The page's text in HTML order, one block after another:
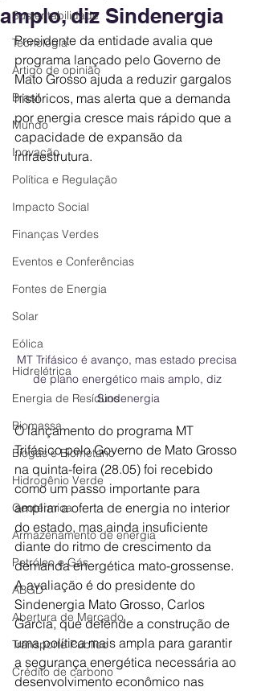
Sustentabilidade
Tecnologia
Artigo de opinião
Brasil
Mundo
Inovação
Política e Regulação
Impacto Social
Finanças Verdes
Eventos e Conferências
Fontes de Energia
Solar
Eólica
Hidrelétrica
Energia de Resíduos
Biomassa
Biogás e Biometano
Hidrogênio Verde
Geotérmica
Armazenamento de energia
Petróleo e Gás
ABGD
Abertura de Mercado
Transporte Público
Crédito de carbono
amplo, diz Sindenergia
Presidente da entidade avalia que
programa lançado pelo Governo de
Mato Grosso ajuda a reduzir gargalos
históricos, mas alerta que a demanda
por energia cresce mais rápido que a
capacidade de expansão da
infraestrutura.
MT Trifásico é avanço, mas estado precisa
de plano energético mais amplo, diz
Sindenergia
O lançamento do programa MT
Trifásico pelo Governo de Mato Grosso
na quinta-feira (28.05) foi recebido
como um passo importante para
ampliar a oferta de energia no interior
do estado, mas ainda insuficiente
diante do ritmo de crescimento da
demanda energética mato-grossense.
A avaliação é do presidente do
Sindenergia Mato Grosso, Carlos
Garcia, que defende a construção de
uma política mais ampla para garantir
a segurança energética necessária ao
desenvolvimento econômico nas